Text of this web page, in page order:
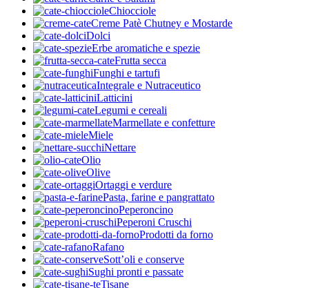
Chiocciole
Creme Patè Chutney e Mostarde
Dolci
Erbe aromatiche e spezie
Frutta secca
Funghi e tartufi
Integrale e Nutraceutico
Latticini
Legumi e cereali
Marmellate e confetture
Miele
Nettare
Olio
Olive
Ortaggi e verdure
Pasta, farine e pangrattato
Peperoncino
Peperoni Cruschi
Prodotti da forno
Rafano
Sott’oli e conserve
Sughi pronti e passate
Tisane